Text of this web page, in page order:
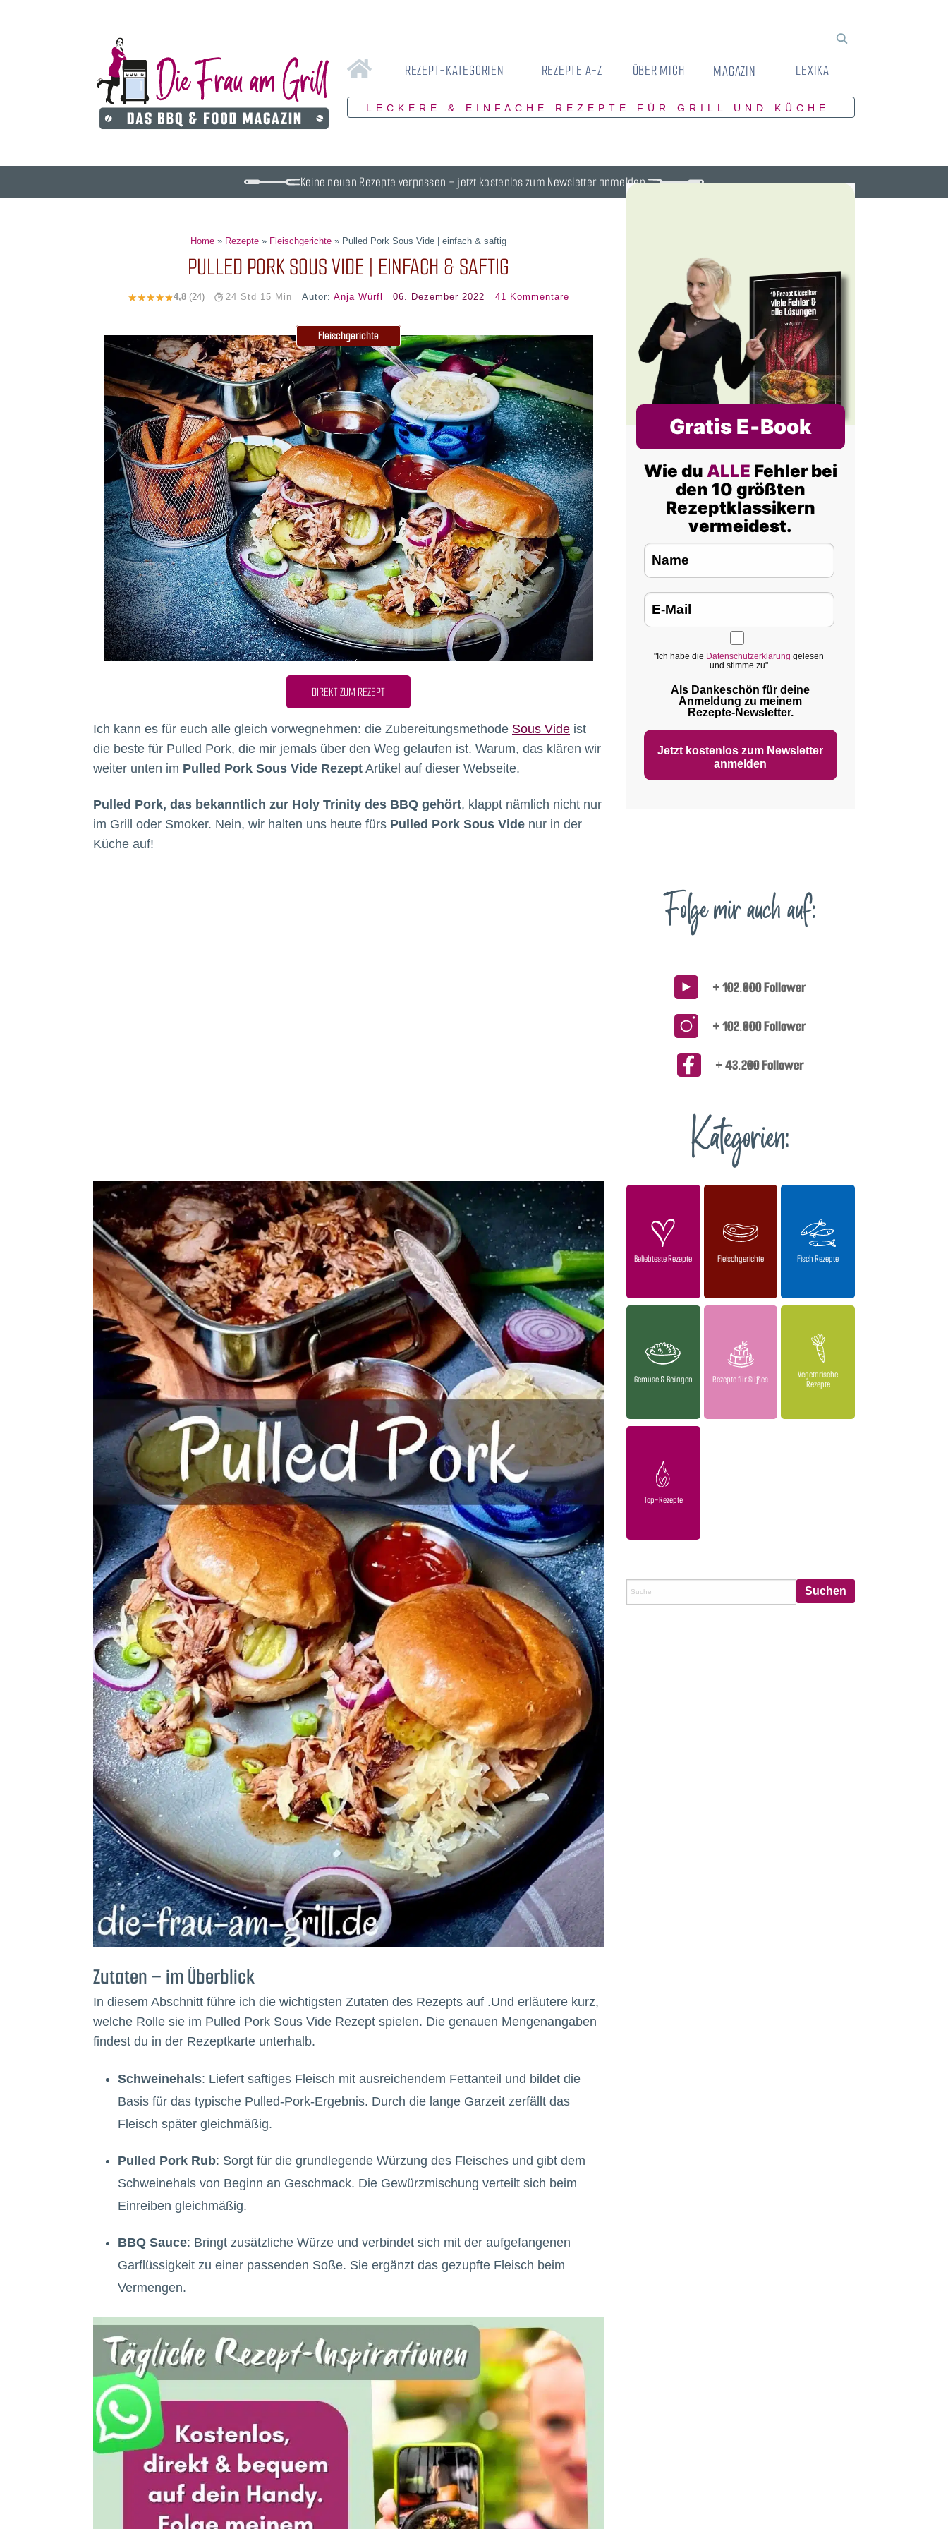
REZEPT-KATEGORIEN REZEPTE A-Z ÜBER MICH MAGAZIN LEXIKA
LECKERE & EINFACHE REZEPTE FÜR GRILL UND KÜCHE.
Keine neuen Rezepte verpassen – jetzt kostenlos zum Newsletter anmelden.
Home» Rezepte» Fleischgerichte» Pulled Pork Sous Vide | einfach & saftig
PULLED PORK SOUS VIDE | EINFACH & SAFTIG
4,8 (24) 24 Std 15 Min Autor: Anja Würfl 06. Dezember 2022 41 Kommentare
Fleischgerichte
DIREKT ZUM REZEPT
Ich kann es für euch alle gleich vorwegnehmen: die Zubereitungsmethode Sous Vide ist
die beste für Pulled Pork, die mir jemals über den Weg gelaufen ist. Warum, das klären wir
weiter unten im Pulled Pork Sous Vide Rezept Artikel auf dieser Webseite.
Pulled Pork, das bekanntlich zur Holy Trinity des BBQ gehört, klappt nämlich nicht nur
im Grill oder Smoker. Nein, wir halten uns heute fürs Pulled Pork Sous Vide nur in der
Küche auf!
Zutaten – im Überblick
In diesem Abschnitt führe ich die wichtigsten Zutaten des Rezepts auf .Und erläutere kurz,
welche Rolle sie im Pulled Pork Sous Vide Rezept spielen. Die genauen Mengenangaben
findest du in der Rezeptkarte unterhalb.
Schweinehals: Liefert saftiges Fleisch mit ausreichendem Fettanteil und bildet die
Basis für das typische Pulled-Pork-Ergebnis. Durch die lange Garzeit zerfällt das
Fleisch später gleichmäßig.
Pulled Pork Rub: Sorgt für die grundlegende Würzung des Fleisches und gibt dem
Schweinehals von Beginn an Geschmack. Die Gewürzmischung verteilt sich beim
Einreiben gleichmäßig.
BBQ Sauce: Bringt zusätzliche Würze und verbindet sich mit der aufgefangenen
Garflüssigkeit zu einer passenden Soße. Sie ergänzt das gezupfte Fleisch beim
Vermengen.
Gratis E‑Book
Wie du ALLE Fehler bei
den 10 größten
Rezeptklassikern
vermeidest.
"Ich habe die Datenschutzerklärung gelesen
und stimme zu"
Als Dankeschön für deine
Anmeldung zu meinem
Rezepte‑Newsletter.
Jetzt kostenlos zum Newsletter
anmelden
Folge mir auch auf:
+ 102.000 Follower
+ 102.000 Follower
+ 43.200 Follower
Kategorien:
Beliebteste Rezepte Fleischgerichte Fisch Rezepte
Gemüse & Beilagen Rezepte für Süßes
Vegetarische
Rezepte
Top-Rezepte